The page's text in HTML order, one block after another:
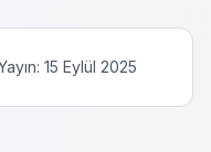
15 Eylül 2025